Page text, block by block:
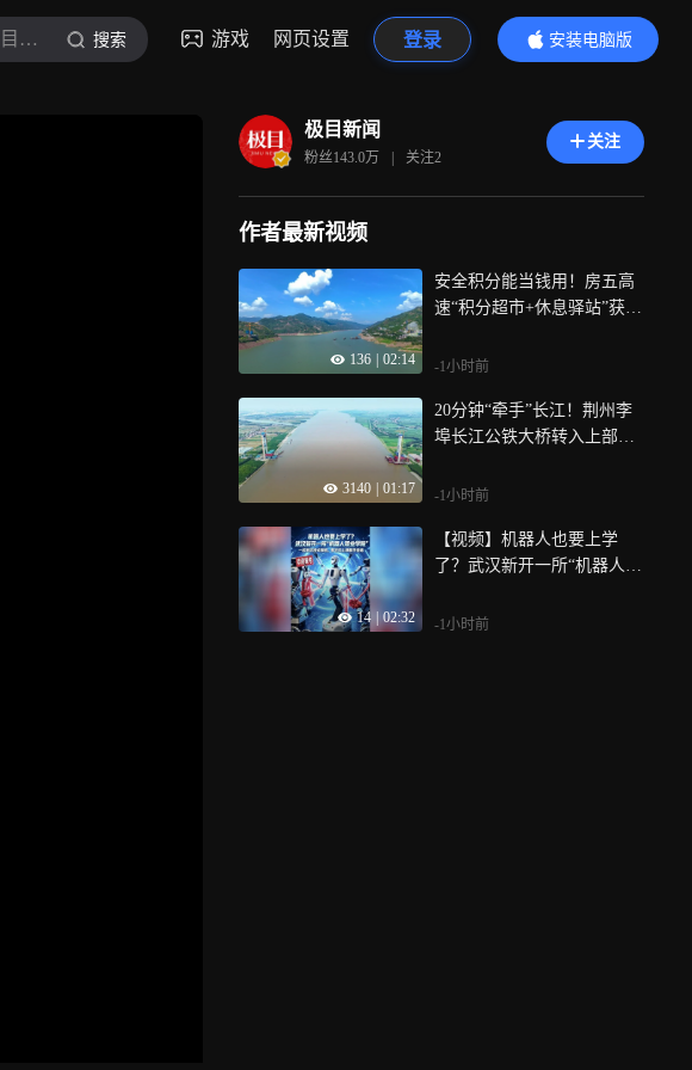
极目新闻 搜索 游戏 网页设置 登录
安装电脑版
内容更精彩
极目新闻
粉丝143.0万 | 关注2
关注
作者最新视频
136 02:14
安全积分能当钱用！房五高
速“积分超市+休息驿站”获工
-1小时前
3140 01:17
20分钟“牵手”长江！荆州李
埠长江公铁大桥转入上部结
-1小时前
14 02:32
【视频】机器人也要上学
了？武汉新开一所“机器人职
看看它们都学些啥
-1小时前